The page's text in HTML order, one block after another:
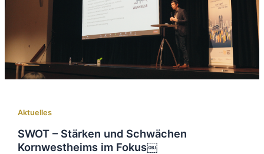
Aktuelles
SWOT – Stärken und Schwächen
Kornwestheims im Fokus￼